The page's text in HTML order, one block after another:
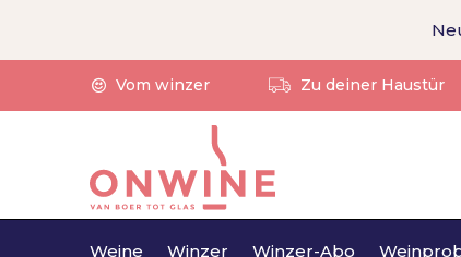
Weine Winzer Winzer-Abo
Vom winzer Zu deiner Haustür